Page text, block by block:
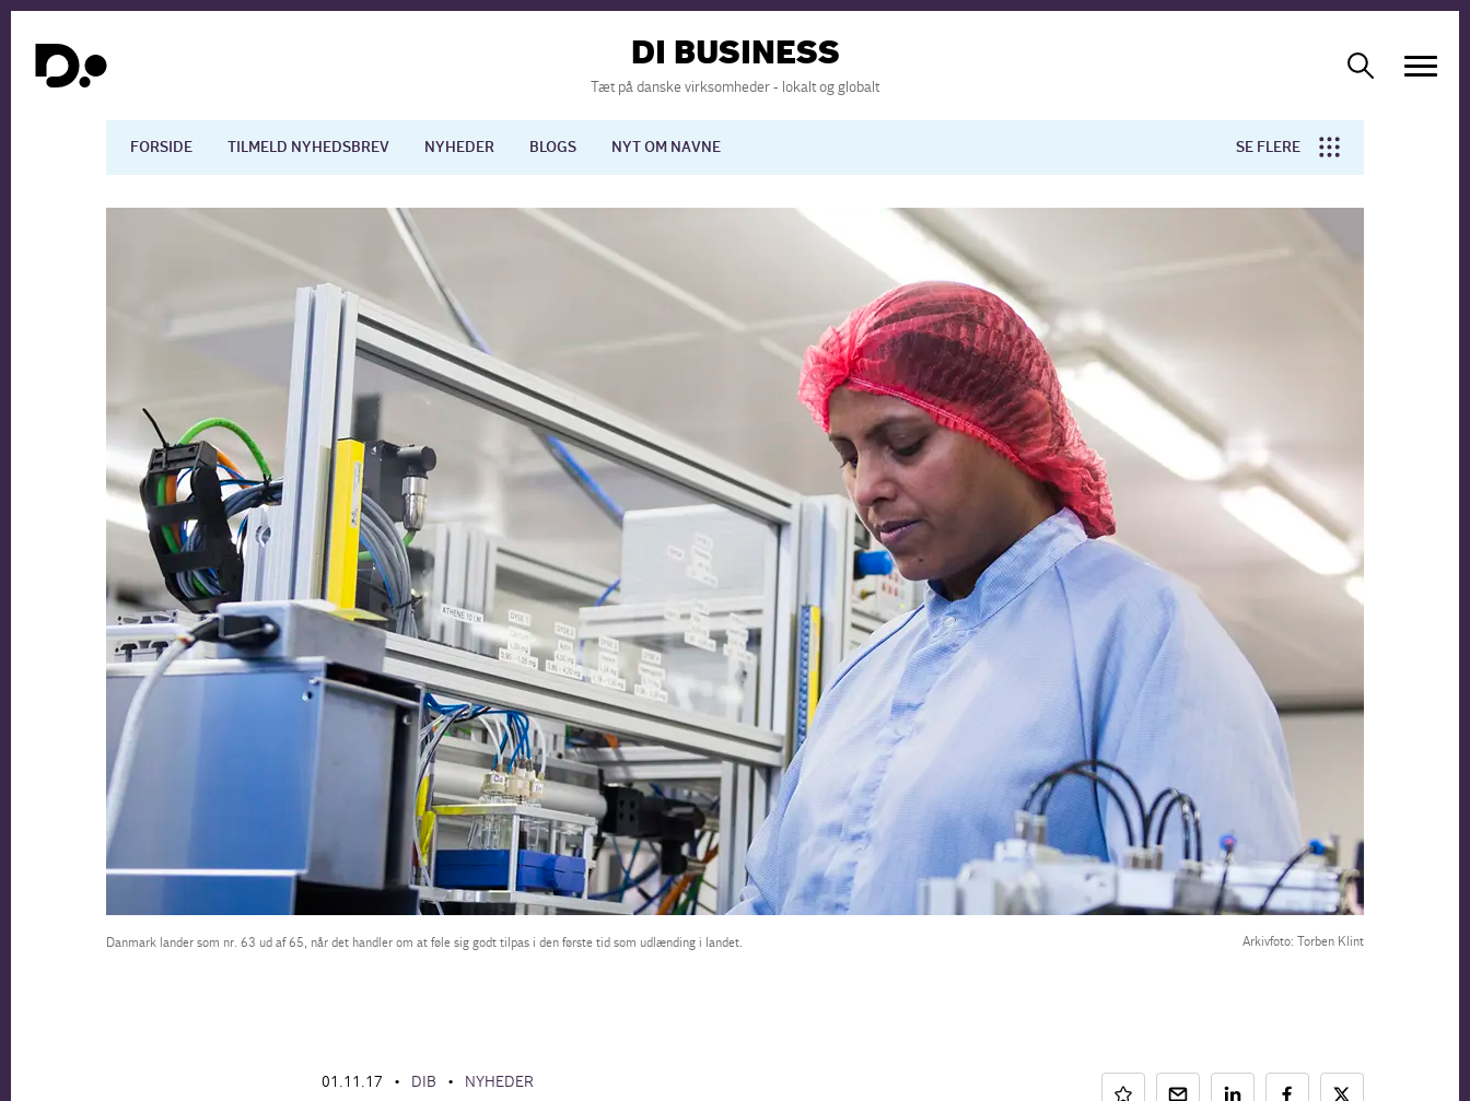
DI BUSINESS
Tæt på danske virksomheder - lokalt og globalt
FORSIDE TILMELD NYHEDSBREV NYHEDER BLOGS NYT OM NAVNE SE FLERE
International økonomi
Uddannelse Europapolitik Forskning
Danmark lander som nr. 63 ud af 65, når det handler om at føle sig godt tilpas i den første tid som udlænding i landet. Arkivfoto: Torben Klint
01.11.17 • DIB • NYHEDER